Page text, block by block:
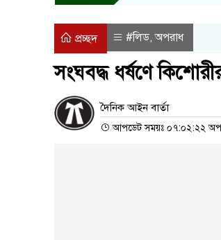
প্রচ্ছদ #লিড,অপরাধ
সংঘবদ্ধ ধর্ষণে
দৈনিক আইন বার্তা
আপডেট সময়ঃ ০৭:০২:২২